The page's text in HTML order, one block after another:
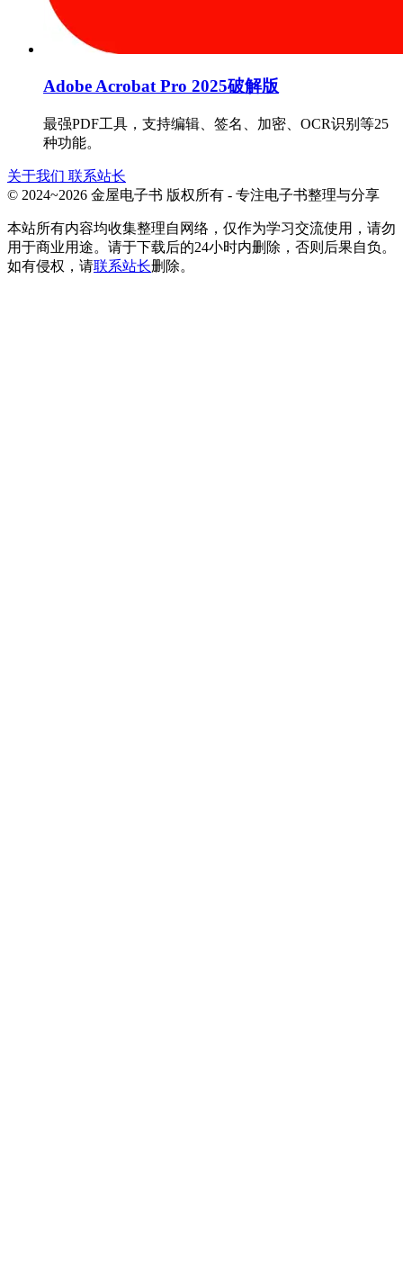
Adobe Acrobat Pro 2025破解版
最强PDF工具，支持编辑、签名、加密、OCR识别等25
种功能。
关于我们 联系站长
© 2024~2026 金屋电子书 版权所有 - 专注电子书整理与分享
本站所有内容均收集整理自网络，仅作为学习交流使用，请勿
用于商业用途。请于下载后的24小时内删除，否则后果自负。
如有侵权，请联系站长删除。